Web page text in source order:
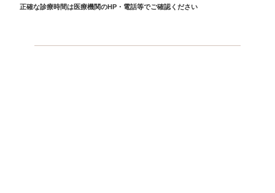
正確な診療時間は医療機関のHP・電話等でご確認ください